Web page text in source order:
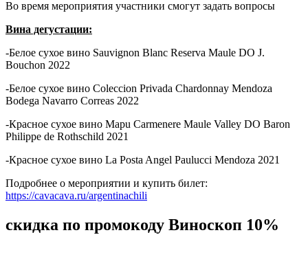
Во время мероприятия участники смогут задать вопросы
Вина дегустации:
-Белое сухое вино Sauvignon Blanc Reserva Maule DO J.
Bouchon 2022
-Белое сухое вино Coleccion Privada Chardonnay Mendoza
Bodega Navarrо Correas 2022
-Красное сухое вино Mapu Carmenere Maule Valley DO Baron
Philippe de Rothschild 2021
-Красное сухое вино La Posta Angel Paulucci Mendoza 2021
Подробнее о мероприятии и купить билет:
https://cavacava.ru/argentinachili
скидка по промокоду Виноскоп 10%